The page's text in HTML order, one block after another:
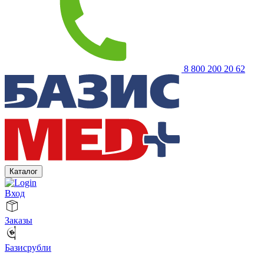
8 800 200 20 62
Каталог
Вход
Заказы
Базисрубли